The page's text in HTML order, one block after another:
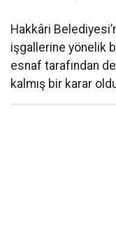
Hakkâri
işgallerine yönelik
esnaf tarafından
kalmış bir karar